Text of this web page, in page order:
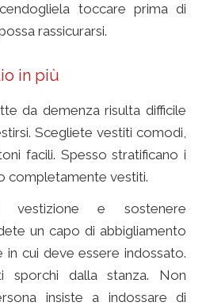
toccare prima di
rassicurarsi.
in più
da demenza risulta difficile
Scegliete vestiti comodi,
facili. Spesso stratificano i
completamente vestiti.
e sostenere
un capo di abbigliamento
in cui deve essere indossato.
sporchi dalla stanza. Non
insiste a indossare di